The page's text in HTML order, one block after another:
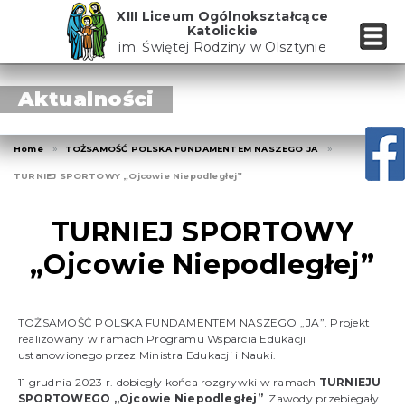
XIII Liceum Ogólnokształcące
Katolickie
im. Świętej Rodziny w Olsztynie
Aktualności
Home TOŻSAMOŚĆ POLSKA FUNDAMENTEM NASZEGO JA
TURNIEJ SPORTOWY „Ojcowie Niepodległej”
TURNIEJ SPORTOWY
„Ojcowie Niepodległej”
TOŻSAMOŚĆ POLSKA FUNDAMENTEM NASZEGO „JA”. Projekt
realizowany w ramach Programu Wsparcia Edukacji
ustanowionego przez Ministra Edukacji i Nauki.
11 grudnia 2023 r. dobiegły końca rozgrywki w ramach TURNIEJU
SPORTOWEGO „Ojcowie Niepodległej”. Zawody przebiegały